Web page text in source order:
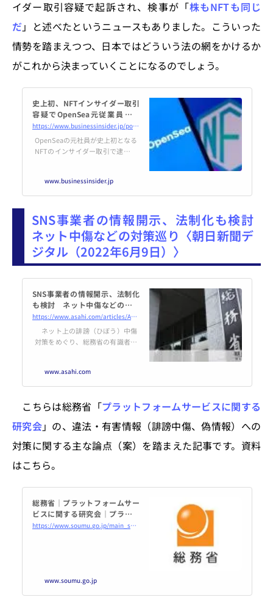
イダー取引容疑で起訴され、検事が「株もNFTも同じ
だ 」と述べたというニュースもありました。こういった
情勢を踏まえつつ、日本ではどういう法の網をかけるか
がこれから決まっていくことになるのでしょう。
史上初、NFTインサイダー取引
容疑でOpenSea元従業員を起
訴…連邦検事｢株もNFTも同じ
だ｣
https://www.businessinsider.jp/post-254996
OpenSeaの元社員が史上初となる
NFTのインサイダー取引で逮捕・
罪はそうではない｣と、連邦検事
のダミアン・ウィリアムズは述べ
www.businessinsider.jp
SNS事業者の情報開示、法制化も検討
ネット中傷などの対策巡り〈朝日新聞デ
ジタル（2022年6月9日）〉
SNS事業者の情報開示、法制化
も検討 ネット中傷などの対策
巡り：朝日新聞デジタル
https://www.asahi.com/articles/ASQ696HCMQ69ULFA01G.html
ネット上の誹謗（ひぼう）中傷
対策をめぐり、総務省の有識者会
かを開示させるため、法的な枠組
みを含めた検討を政府に求める素
www.asahi.com
こちらは総務省「プラットフォームサービスに関する
研究会」の、違法・有害情報（誹謗中傷、偽情報）への
対策に関する主な論点（案）を踏まえた記事です。資料
はこちら。
総務省｜プラットフォームサー
ビスに関する研究会｜プラット
フォームサービスに関する研究
https://www.soumu.go.jp/main_sosiki/kenkyu/platform_service/02kiban18_02000216.html
www.soumu.go.jp